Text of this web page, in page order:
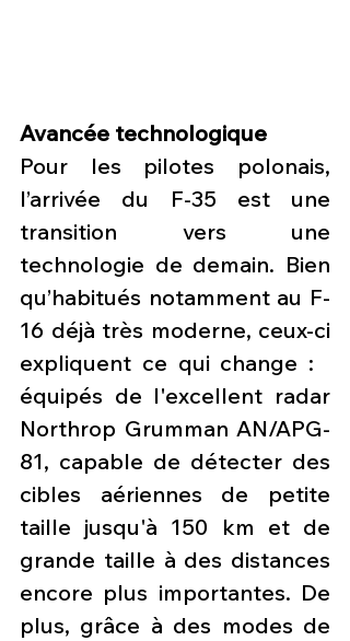
Avancée technologique
Pour les pilotes polonais,
l’arrivée du F-35 est une
transition vers une
technologie de demain. Bien
qu’habitués notamment au F-
16 déjà très moderne, ceux-ci
expliquent ce qui change :
équipés de l'excellent radar
Northrop Grumman AN/APG-
81, capable de détecter des
cibles aériennes de petite
taille jusqu'à 150 km et de
grande taille à des distances
encore plus importantes. De
plus, grâce à des modes de